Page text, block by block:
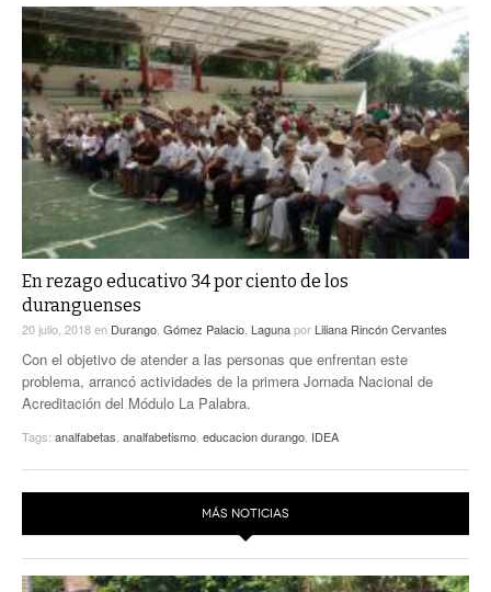
En rezago educativo 34 por ciento de los
duranguenses
20 julio, 2018en Durango Gómez Palacio Lagunapor Liliana Rincón Cervantes
Con el objetivo de atender a las personas que enfrentan este
problema, arrancó actividades de la primera Jornada Nacional de
Acreditación del Módulo La Palabra.
Tags: analfabetas analfabetismo educacion durango IDEA
MÁS NOTICIAS